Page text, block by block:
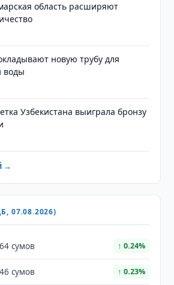
область расширяют
новую трубу для
воды
Узбекистана выиграла бронзу
→
07.08.2026)
сумов ↑ 0.24%
сумов ↑ 0.23%